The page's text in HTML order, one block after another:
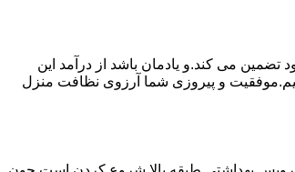
می کند.و یادمان باشد از درآمد این
و پیروزی شما آرزوی نظافت منزل